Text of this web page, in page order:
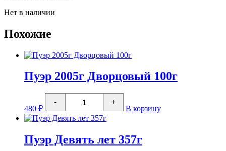
Нет в наличии
Похожие
Пуэр 2005г Дворцовый 100г
480 ₽
-
Количество
товара
Пуэр
2005г
100г
+
В корзину
Пуэр Девять лет 357г